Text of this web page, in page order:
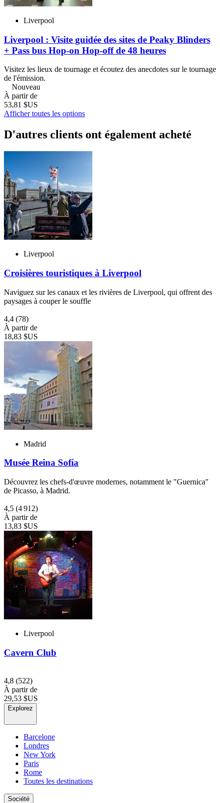
Liverpool
Liverpool : Visite guidée des sites de Peaky Blinders
+ Pass bus Hop-on Hop-off de 48 heures
Visitez les lieux de tournage et écoutez des anecdotes sur le tournage
de l'émission.
Nouveau
À partir de
53,81 $US
Afficher toutes les options
D'autres clients ont également acheté
Liverpool
Croisières touristiques à Liverpool
Naviguez sur les canaux et les rivières de Liverpool, qui offrent des
paysages à couper le souffle
4,4 (78)
À partir de
18,83 $US
Madrid
Musée Reina Sofía
Découvrez les chefs-d'œuvre modernes, notamment le "Guernica"
de Picasso, à Madrid.
4,5 (4 912)
À partir de
13,83 $US
Liverpool
Cavern Club
4,8 (522)
À partir de
29,53 $US
Explorez
Barcelone
Londres
New York
Paris
Rome
Toutes les destinations
Société